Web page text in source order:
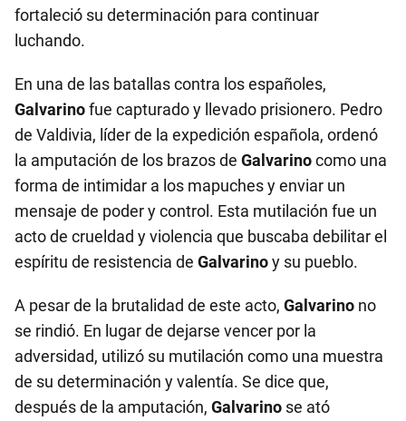
fortaleció su determinación para continuar
luchando.
En una de las batallas contra los españoles,
Galvarinofue capturado y llevado prisionero. Pedro
de Valdivia, líder de la expedición española, ordenó
la amputación de los brazos de Galvarinocomo una
forma de intimidar a los mapuches y enviar un
mensaje de poder y control. Esta mutilación fue un
acto de crueldad y violencia que buscaba debilitar el
espíritu de resistencia de Galvarinoy su pueblo.
A pesar de la brutalidad de este acto, Galvarino no
se rindió. En lugar de dejarse vencer por la
adversidad, utilizó su mutilación como una muestra
de su determinación y valentía. Se dice que,
después de la amputación, Galvarino se ató